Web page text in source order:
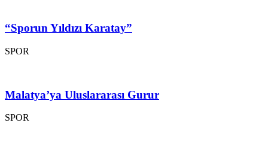
“Sporun Yıldızı Karatay”
SPOR
Malatya’ya Uluslararası Gurur
SPOR